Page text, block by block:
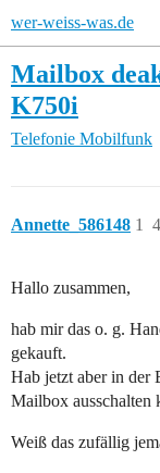
wer-weiss-was.de
Mailbox
K750i
Telefonie Mobilfunk
Annette_586148 1
Hallo zusammen,
hab mir das o. g.
gekauft.
Hab jetzt aber in der
Mailbox ausschalten
Weiß das zufällig